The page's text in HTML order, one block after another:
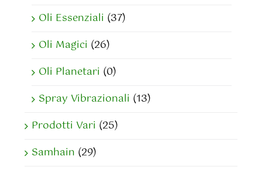
Oli Essenziali (37)
Oli Magici (26)
Oli Planetari (0)
Spray Vibrazionali (13)
Prodotti Vari (25)
Samhain (29)